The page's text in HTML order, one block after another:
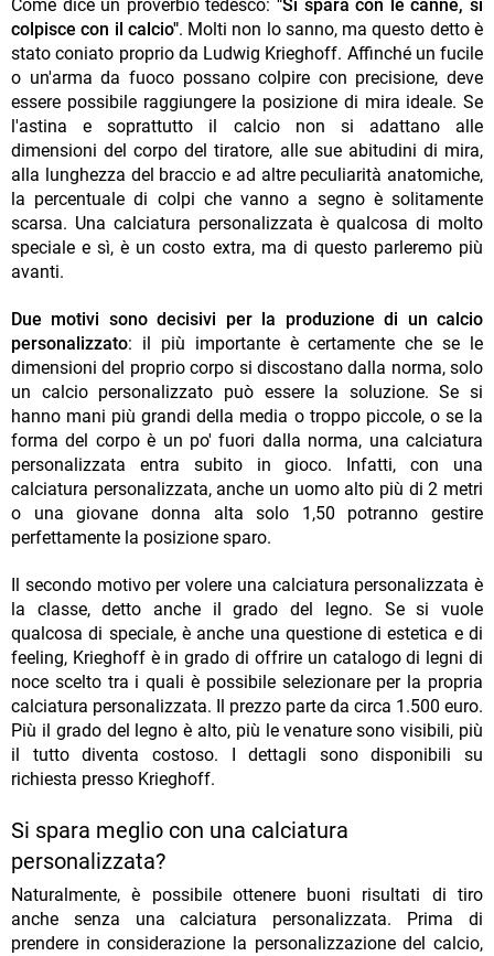
Come dice un proverbio tedesco: "Si spara con le canne, si
colpisce con il calcio". Molti non lo sanno, ma questo detto è
stato coniato proprio da Ludwig Krieghoff. Affinché un fucile
o un'arma da fuoco possano colpire con precisione, deve
essere possibile raggiungere la posizione di mira ideale. Se
l'astina e soprattutto il calcio non si adattano alle
dimensioni del corpo del tiratore, alle sue abitudini di mira,
alla lunghezza del braccio e ad altre peculiarità anatomiche,
la percentuale di colpi che vanno a segno è solitamente
scarsa. Una calciatura personalizzata è qualcosa di molto
speciale e sì, è un costo extra, ma di questo parleremo più
avanti.
Due motivi sono decisivi per la produzione di un calcio
personalizzato: il più importante è certamente che se le
dimensioni del proprio corpo si discostano dalla norma, solo
un calcio personalizzato può essere la soluzione. Se si
hanno mani più grandi della media o troppo piccole, o se la
forma del corpo è un po' fuori dalla norma, una calciatura
personalizzata entra subito in gioco. Infatti, con una
calciatura personalizzata, anche un uomo alto più di 2 metri
o una giovane donna alta solo 1,50 potranno gestire
perfettamente la posizione sparo.
Il secondo motivo per volere una calciatura personalizzata è
la classe, detto anche il grado del legno. Se si vuole
qualcosa di speciale, è anche una questione di estetica e di
feeling, Krieghoff è in grado di offrire un catalogo di legni di
noce scelto tra i quali è possibile selezionare per la propria
calciatura personalizzata. Il prezzo parte da circa 1.500 euro.
Più il grado del legno è alto, più le venature sono visibili, più
il tutto diventa costoso. I dettagli sono disponibili su
richiesta presso Krieghoff.
Si spara meglio con una calciatura
personalizzata?
Naturalmente, è possibile ottenere buoni risultati di tiro
anche senza una calciatura personalizzata. Prima di
prendere in considerazione la personalizzazione del calcio,